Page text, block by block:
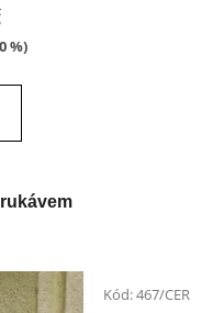
%)
Kód:467/CER